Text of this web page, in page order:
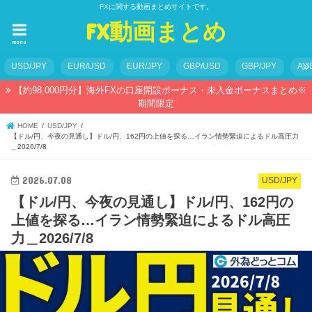
FXに関する動画まとめサイトです。
FX動画まとめ
menu
USD/JPY EUR/USD EUR/JPY GBP/USD GBP/JPY
【約98,000円分】海外FXの口座開設ボーナス・未入金ボーナスまとめ※
期間限定
HOME
USD/JPY
【ドル/円、今夜の見通し】ドル/円、162円の上値を探る…イラン情勢緊迫によるドル高圧力
＿2026/7/8
USD/JPY
2026.07.08
【ドル/円、今夜の見通し】ドル/円、162円の
上値を探る…イラン情勢緊迫によるドル高圧
力＿2026/7/8